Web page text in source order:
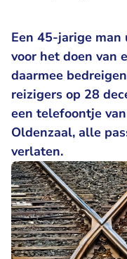
Een 45-jarige
voor het doen van
daarmee
reizigers op 28
een telefoontje
Oldenzaal, alle
verlaten.